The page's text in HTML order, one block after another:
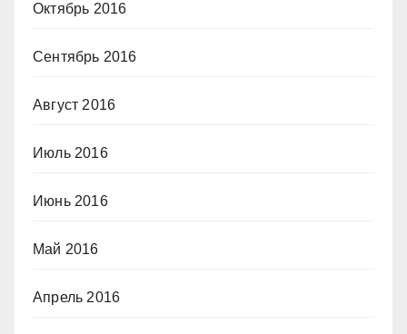
Октябрь 2016
Сентябрь 2016
Август 2016
Июль 2016
Июнь 2016
Май 2016
Апрель 2016